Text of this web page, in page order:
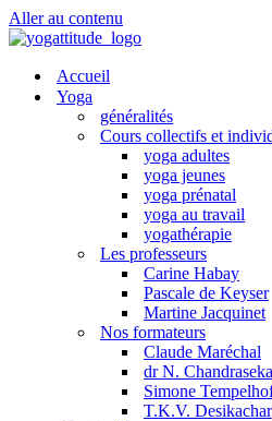
Aller au contenu
Accueil
Yoga
généralités
Cours collectifs et
yoga adultes
yoga jeunes
yoga prénatal
yoga au travail
yogathérapie
Les professeurs
Carine Habay
Pascale de Keyser
Martine Jacquinet
Nos formateurs
Claude Maréchal
dr N.
Simone
T.K.V. Desikachar